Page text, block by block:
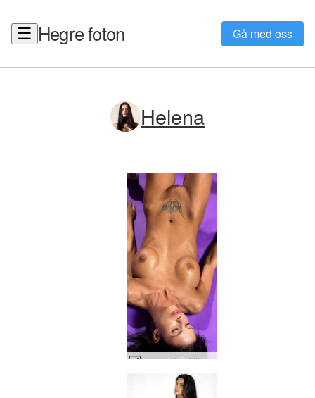
☰ Hegre foton Gå med oss
Helena
Helena Karel lila #25